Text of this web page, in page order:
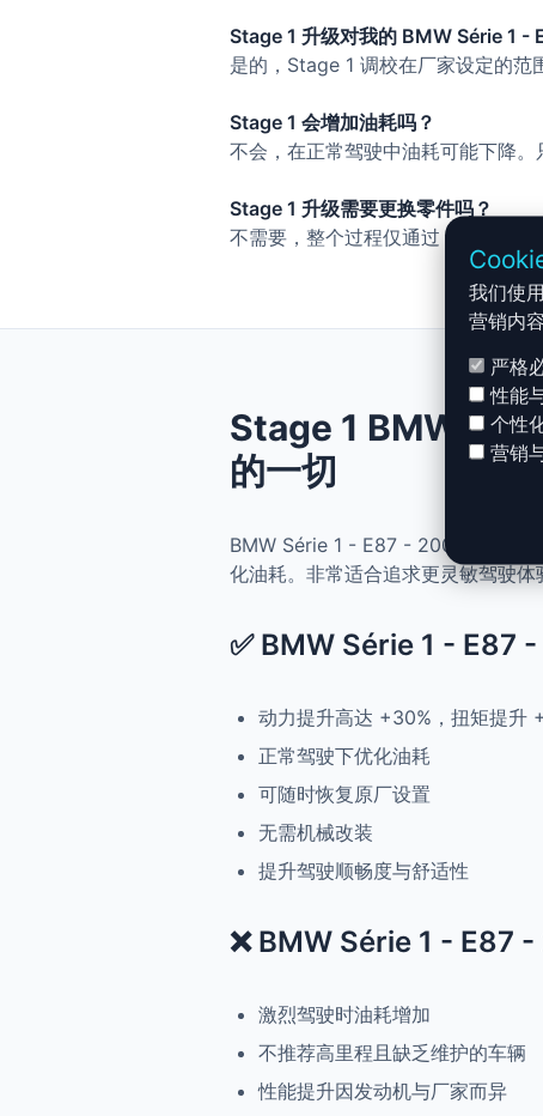
Stage 1 升级对我的 BMW Série 1
是的，Stage 1 调校在厂家设定的范
Stage 1 会增加油耗吗？
不会，在正常驾驶中油耗可能下降。
Stage 1 升级需要更换零件吗？
不需要，整个过程仅通过 ECU 调校
Stage 1 BMW
的一切
BMW Série 1 - E87 - 2007-2010
化油耗。非常适合追求更灵敏驾驶
✅ BMW Série 1 - E87
动力提升高达 +30%，扭矩提升
正常驾驶下优化油耗
可随时恢复原厂设置
无需机械改装
提升驾驶顺畅度与舒适性
❌ BMW Série 1 - E87
激烈驾驶时油耗增加
不推荐高里程且缺乏维护的车辆
性能提升因发动机与厂家而异
我们使
营销内容
严格
性能
个性
营销